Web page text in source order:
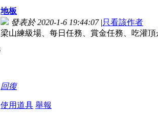
地板
發表於 2020-1-6 19:44:07 |只看該作者
梁山練級場、每日任務、賞金任務、吃灌頂
回復
使用道具 舉報